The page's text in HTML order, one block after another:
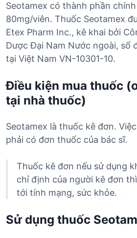
Seotamex có thành phần
80mg/viên. Thuốc Seotamex
Etex Pharm Inc., kê khai bởi
Dược Đại Nam Nước ngoài, số
tại Việt Nam VN-10301-10.
Điều kiện mua thuốc
tại nhà thuốc)
Seotamex là thuốc kê đơn.
phải có đơn thuốc của bác sĩ.
Thuốc kê đơn nếu sử dụng
chỉ định của người kê đơn
tới tính mạng, sức khỏe.
Sử dụng thuốc